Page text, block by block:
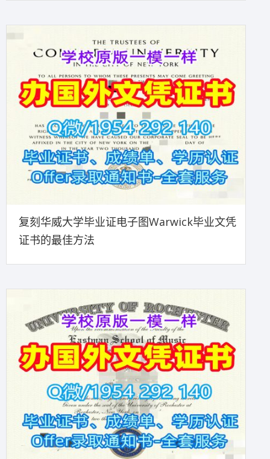
复刻华威大学毕业证电子图Warwick毕业文凭
证书的最佳方法